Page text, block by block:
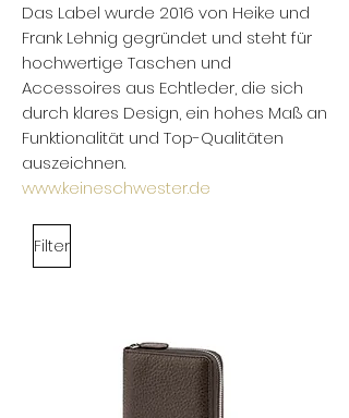
Das Label wurde 2016 von Heike und
Frank Lehnig gegründet und steht für
hochwertige Taschen und
Accessoires aus Echtleder, die sich
durch klares Design, ein hohes Maß an
Funktionalität und Top-Qualitäten
auszeichnen.
www.keineschwester.de
Filter